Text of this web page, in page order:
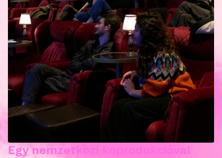
Egy nemzetközi koprodukcióval